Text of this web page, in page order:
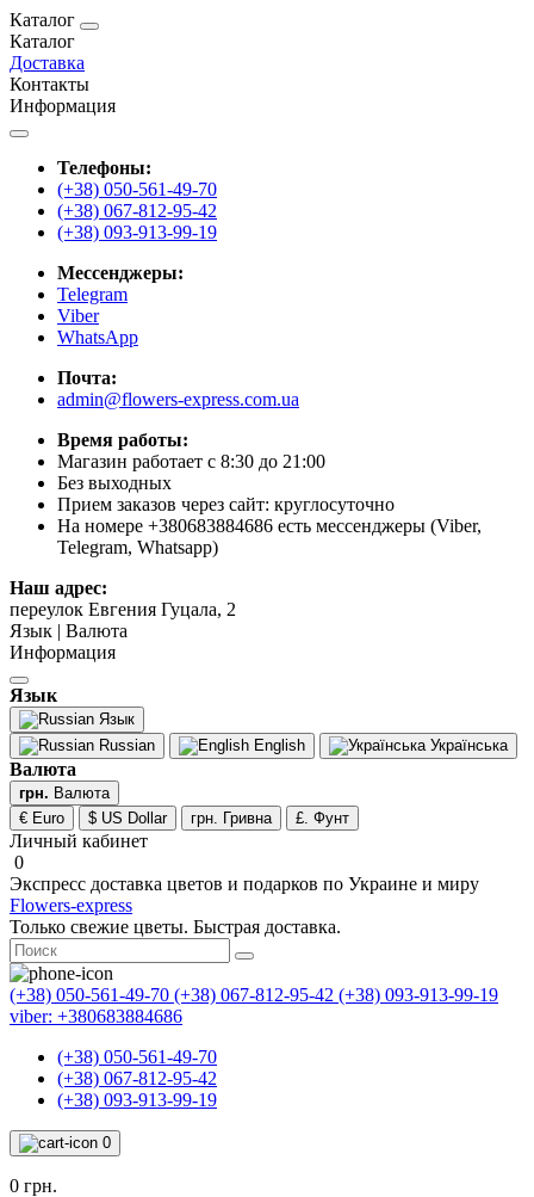
Каталог
Каталог
Доставка
Контакты
Информация
Телефоны:
(+38) 050-561-49-70
(+38) 067-812-95-42
(+38) 093-913-99-19
Мессенджеры:
Telegram
Viber
WhatsApp
Почта:
admin@flowers-express.com.ua
Время работы:
Магазин работает с 8:30 до 21:00
Без выходных
Прием заказов через сайт: круглосуточно
На номере +380683884686 есть мессенджеры (Viber,
Telegram, Whatsapp)
Наш адрес:
переулок Евгения Гуцала, 2
Язык | Валюта
Информация
Язык
Язык
Russian
English Українська
Валюта
грн. Валюта
€ Euro
$ US Dollar грн. Гривна £. Фунт
Личный кабинет
0
Экспресс доставка цветов и подарков по Украине и миру
Flowers-express
Только свежие цветы. Быстрая доставка.
(+38) 050-561-49-70 (+38) 067-812-95-42 (+38) 093-913-99-19
viber: +380683884686
(+38) 050-561-49-70
(+38) 067-812-95-42
(+38) 093-913-99-19
0
0 грн.